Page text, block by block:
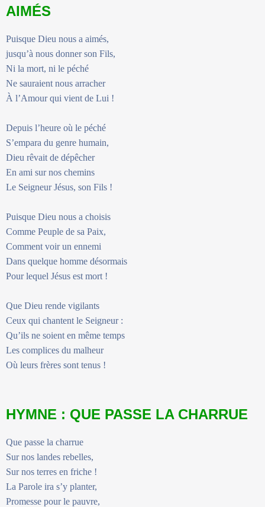
AIMÉS
Puisque Dieu nous a aimés,
jusqu’à nous donner son Fils,
Ni la mort, ni le péché
Ne sauraient nous arracher
À l’Amour qui vient de Lui !
Depuis l’heure où le péché
S’empara du genre humain,
Dieu rêvait de dépêcher
En ami sur nos chemins
Le Seigneur Jésus, son Fils !
Puisque Dieu nous a choisis
Comme Peuple de sa Paix,
Comment voir un ennemi
Dans quelque homme désormais
Pour lequel Jésus est mort !
Que Dieu rende vigilants
Ceux qui chantent le Seigneur :
Qu’ils ne soient en même temps
Les complices du malheur
Où leurs frères sont tenus !
HYMNE : QUE PASSE LA CHARRUE
Que passe la charrue
Sur nos landes rebelles,
Sur nos terres en friche !
La Parole ira s’y planter,
Promesse pour le pauvre,